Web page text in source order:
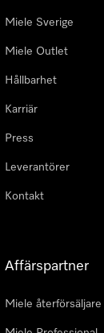
Miele Sverige
Miele Outlet
Hållbarhet
Karriär
Press
Leverantörer
Kontakt
Affärspartner
Miele återförsäljare